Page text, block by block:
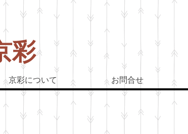
彩
京彩について お問合せ